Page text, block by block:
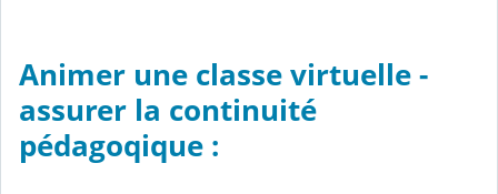
Animer une classe virtuelle -
assurer la continuité
pédagoqique :